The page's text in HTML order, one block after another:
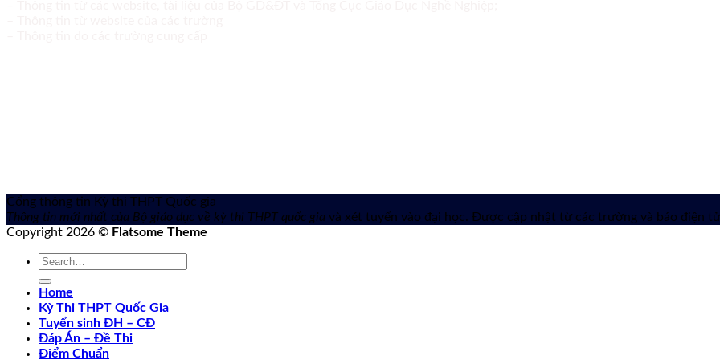
Cổng thông tin Kỳ thi THPT Quốc gia
Thông tin mới nhất của Bộ giáo dục về kỳ thi THPT quốc gia và xét tuyển vào đại học. Được cập nhật từ các trường và báo điện
Copyright 2026 © Flatsome Theme
Home
Kỳ Thi THPT Quốc Gia
Tuyển sinh ĐH – CĐ
Đáp Án – Đề Thi
Điểm Chuẩn